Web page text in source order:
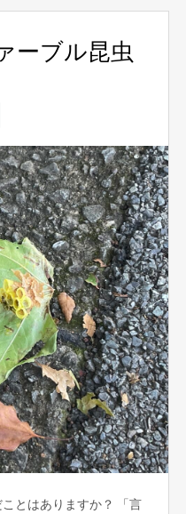
ーブル昆虫
とはありますか？ 「言